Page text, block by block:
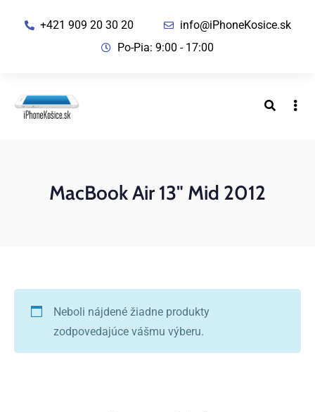
+421 909 20 30 20
info@iPhoneKosice.sk
Po-Pia: 9:00 - 17:00
MacBook Air 13" Mid 2012
Neboli nájdené žiadne produkty
zodpovedajúce vášmu výberu.